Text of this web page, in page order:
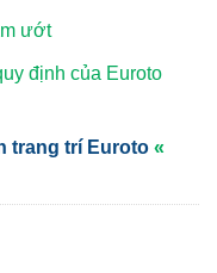
ướt
định của Euroto
trang trí Euroto «